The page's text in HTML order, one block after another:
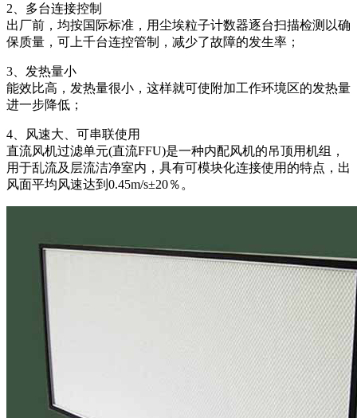
2、多台连接控制
出厂前，均按国际标准，用尘埃粒子计数器逐台扫描检测以确
保质量，可上千台连控管制，减少了故障的发生率；
3、发热量小
能效比高，发热量很小，这样就可使附加工作环境区的发热量
进一步降低；
4、风速大、可串联使用
直流风机过滤单元(直流FFU)是一种内配风机的吊顶用机组，
用于乱流及层流洁净室内，具有可模块化连接使用的特点，出
风面平均风速达到0.45m/s±20％。